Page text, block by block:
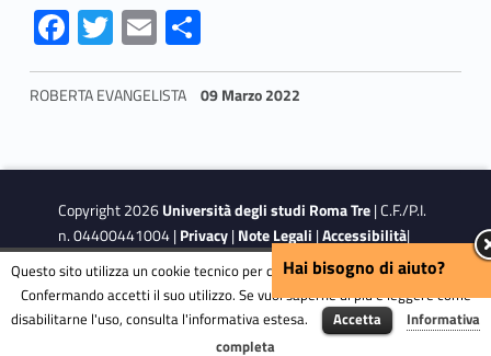
Fa
ce
b
o
k
T
w
itt
E
m
ai
S
h
ar
ROBERTA EVANGELISTA 09 Marzo 2022
Copyright 2026Università degli studi Roma Tre| C.F./P.I.
n. 04400441004 |Privacy|Note Legali |Accessibilità|
Obiettivi di accessibilità
Hai bisogno di aiuto?
This site is protected by reCAPTCHA and the Google Privacy
apply.
Questo sito utilizza un cookie tecnico per consentire la corretta navigazione.
Confermando accetti il suo utilizzo. Se vuoi saperne di più e leggere come
disabilitarne l'uso, consulta l'informativa estesa.
Accetta
Informativa
completa